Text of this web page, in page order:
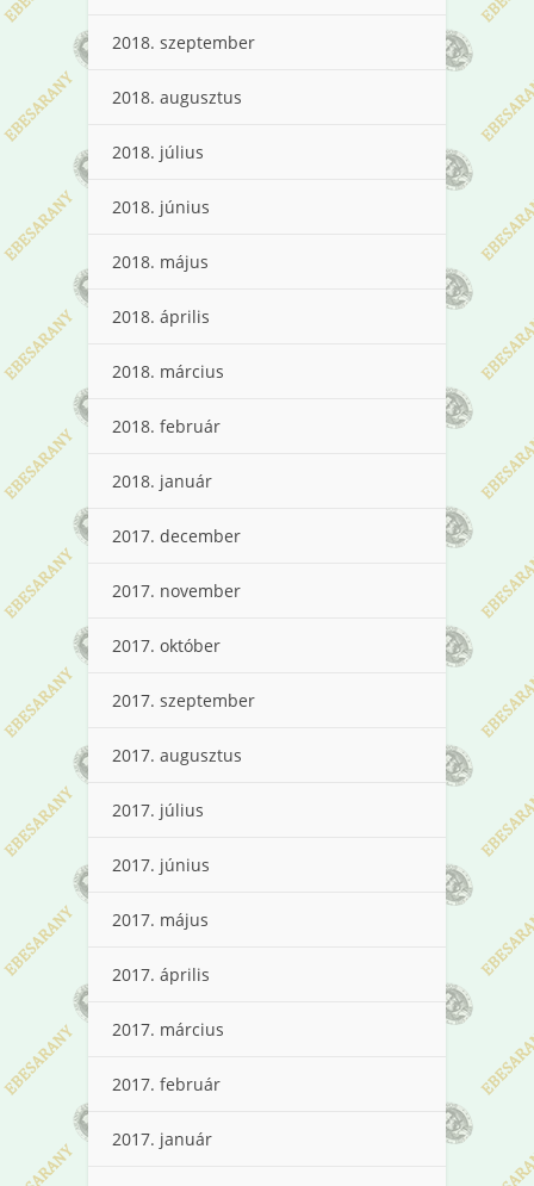
2018. szeptember
2018. augusztus
2018. július
2018. június
2018. május
2018. április
2018. március
2018. február
2018. január
2017. december
2017. november
2017. október
2017. szeptember
2017. augusztus
2017. július
2017. június
2017. május
2017. április
2017. március
2017. február
2017. január